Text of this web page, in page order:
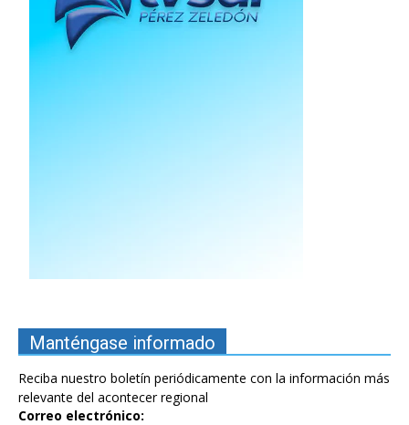
Manténgase informado
Reciba nuestro boletín periódicamente con la información más
relevante del acontecer regional
Correo electrónico: